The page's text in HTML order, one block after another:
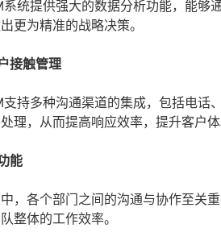
统提供强大的数据分析功能，能够
更为精准的战略决策。
接触管理
持多种沟通渠道的集成，包括电话
理，从而提高响应效率，提升客户体
能
，各个部门之间的沟通与协作至关
整体的工作效率。